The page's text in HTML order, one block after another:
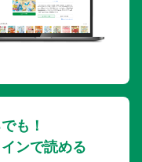
も！
ンで読める